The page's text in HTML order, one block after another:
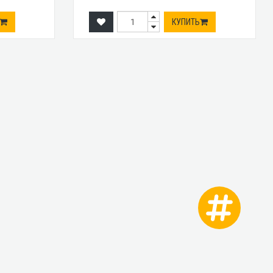
КУПИТЬ